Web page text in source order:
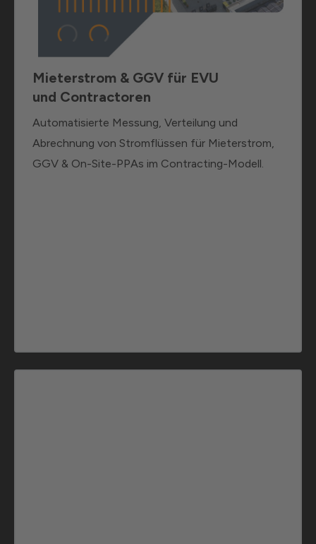
Mieterstrom & GGV für EVU
und Contractoren
Automatisierte Messung, Verteilung und
Abrechnung von Stromflüssen für Mieterstrom,
GGV & On-Site-PPAs im Contracting-Modell.